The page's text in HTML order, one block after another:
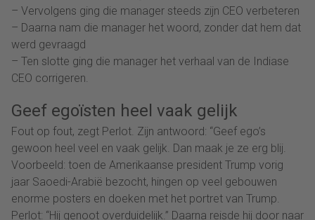
– Vervolgens ging die manager steeds zijn CEO verbeteren
– Daarna nam die manager het woord, zonder dat hem dat
werd gevraagd
– Ten slotte ging die manager het verhaal van de Indiase
CEO corrigeren.
Geef egoïsten heel vaak gelijk
Fout op fout, zegt Perlot. Zijn antwoord: “Geef ego’s
gewoon heel veel en vaak gelijk. Dan maak je ze erg blij.
Voorbeeld: toen de Amerikaanse president Trump vorig
jaar Saoedi-Arabië bezocht, hingen op veel gebouwen
enorme posters en doeken met het portret van Trump.
Perlot: “Hij genoot overduidelijk.” Daarna reisde hij door naar